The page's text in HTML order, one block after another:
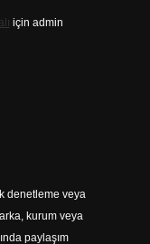
için admin
denetleme veya
kurum veya
paylaşım